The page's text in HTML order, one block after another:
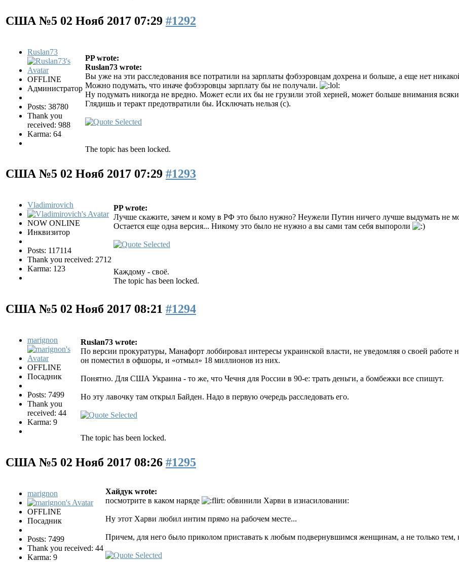
США №5 02 Нояб 2017 07:29 #1292
Ruslan73
OFFLINE
Администратор
Posts: 38780
Thank you
received: 988
Karma: 64
PP wrote:
Ruslan73 wrote:
Вы уже на эти расследования все потратили на зарплаты фэбээровцам дохрена и больше, а еще нет
Можно подумать, что иначе фэбээровцы зарплату бы не получали.
Ну подумать никогда не вредно. Может если их бы не грузили этой херней, может больше внимания
Глядишь и теракт предотвратили бы. Исключать нельзя (с).
The topic has been locked.
США №5 02 Нояб 2017 07:29 #1293
Vladimirovich
NOW ONLINE
Инквизитор
Posts: 117114
Thank you received: 2712
Karma: 123
PP wrote:
Лучше скажите, зачем и кому в РФ это было нужно? Неужели Путин ничего лучше выдумать не
Остается еще одна версия... Никому это было не нужно а вы сами там себя выпороли
Каждому - своё.
The topic has been locked.
США №5 02 Нояб 2017 08:21 #1294
marignon
OFFLINE
Посадник
Posts: 7499
Thank you
received: 44
Karma: 9
Ruslan73 wrote:
По версии прокуратуры, Манафорт лоббировал интересы украинской власти, не уведомляя о своей
он поместил в офшоры, и «отмыл» 18 миллионов из них.
Понятно. Для США Украина - то же, что Чечня для России в 90-е: трать деньги, а бомбежки все спишут.
Но эту лавочку там открыл Байден. Надо в первую очередь расследовать его.
The topic has been locked.
США №5 02 Нояб 2017 08:26 #1295
marignon
OFFLINE
Посадник
Posts: 7499
Thank you received: 44
Karma: 9
Хайдук wrote:
посмотрите в каком наряде
обвинили Харви в изнасиловании:
Ну этот Харви любил интим прямо на рабочем месте...
Причем, для него было приколом приставать к любым подвернувшимся женщинам, а не только тем,